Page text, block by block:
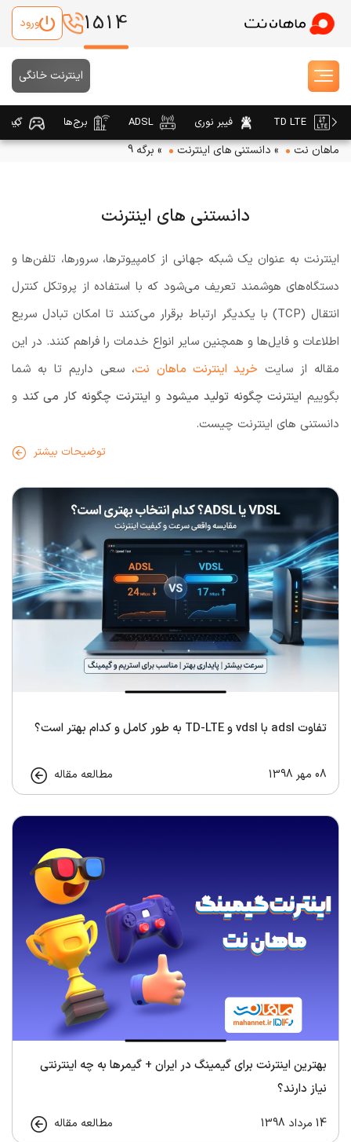
1514 ورود
اینترنت خانگی
TD LTE فیبر نوری ADSL برج‌ها
ماهان نت » دانستنی های اینترنت » برگه 9
دانستنی های اینترنت
اینترنت به عنوان یک شبکه جهانی از کامپیوترها، سرورها، تلفن‌ها و
دستگاه‌های هوشمند تعریف می‌شود که با استفاده از پروتکل کنترل
انتقال (TCP) با یکدیگر ارتباط برقرار می‌کنند تا امکان تبادل سریع
اطلاعات و فایل‌ها و همچنین سایر انواع خدمات را فراهم کنند. در این
مقاله از سایت خرید اینترنت ماهان نت، سعی داریم تا به شما
بگوییم اینترنت چگونه تولید میشودو اینترنت چگونه کار می‌ کند و
دانستنی های اینترنت چیست.
توضیحات بیشتر
تفاوت adsl با vdsl و TD-LTE به طور کامل و کدام بهتر است؟
08 مهر 1398 مطالعه مقاله
بهترین اینترنت برای گیمینگ در ایران + گیمرها به چه اینترنتی
نیاز دارند؟
14 مرداد 1398 مطالعه مقاله